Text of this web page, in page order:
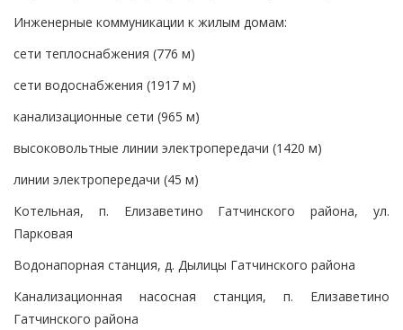
Инженерные коммуникации к жилым домам:
сети теплоснабжения (776 м)
сети водоснабжения (1917 м)
канализационные сети (965 м)
высоковольтные линии электропередачи (1420 м)
линии электропередачи (45 м)
Котельная, п. Елизаветино Гатчинского района, ул.
Парковая
Водонапорная станция, д. Дылицы Гатчинского района
Канализационная насосная станция, п. Елизаветино
Гатчинского района